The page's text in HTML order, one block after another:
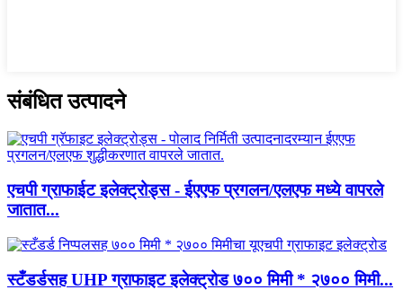
संबंधित उत्पादने
एचपी ग्राफाईट इलेक्ट्रोड्स - ईएएफ प्रगलन/एलएफ मध्ये वापरले
जातात...
स्टँडर्डसह UHP ग्राफाइट इलेक्ट्रोड ७०० मिमी * २७०० मिमी...